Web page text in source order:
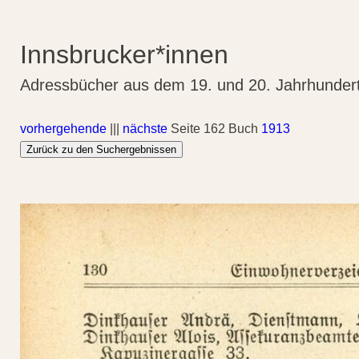
Innsbrucker*innen
Adressbücher aus dem 19. und 20.
vorhergehende nächste Seite 162 Buch 1913
Zurück zu den Suchergebnissen